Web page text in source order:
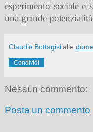
esperimento sociale e
una grande
Claudio Bottagisi alle
Condividi
Nessun commento:
Posta un commento